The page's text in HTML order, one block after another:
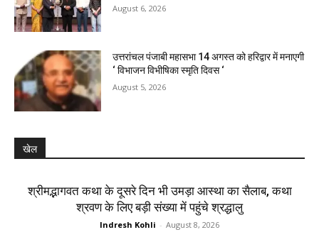
August 6, 2026
उत्तरांचल पंजाबी महासभा 14 अगस्त को हरिद्वार में मनाएगी
‘ विभाजन विभीषिका स्मृति दिवस ‘
August 5, 2026
खेल
श्रीमद्भागवत कथा के दूसरे दिन भी उमड़ा आस्था का सैलाब, कथा
श्रवण के लिए बड़ी संख्या में पहुंचे श्रद्धालु
Indresh Kohli - August 8, 2026